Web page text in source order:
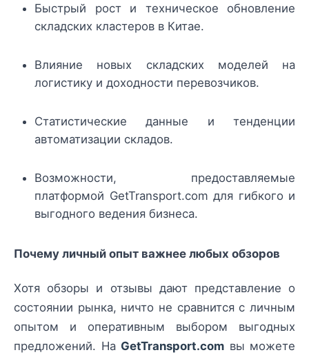
Быстрый рост и техническое обновление
складских кластеров в Китае.
Влияние новых складских моделей на
логистику и доходности перевозчиков.
Статистические данные и тенденции
автоматизации складов.
Возможности, предоставляемые
платформой GetTransport.com для гибкого и
выгодного ведения бизнеса.
Почему личный опыт важнее любых обзоров
Хотя обзоры и отзывы дают представление о
состоянии рынка, ничто не сравнится с личным
опытом и оперативным выбором выгодных
предложений. На GetTransport.com вы можете